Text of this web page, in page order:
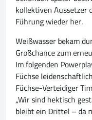
kollektiven Aussetzer
Führung wieder her.
Weißwasser bekam
Großchance zum
Im folgenden
Füchse
Füchse-Verteidiger
„Wir sind hektisch
bleibt ein Drittel – da